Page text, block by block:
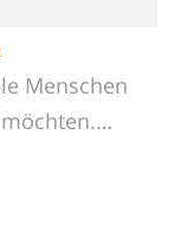
Menschen